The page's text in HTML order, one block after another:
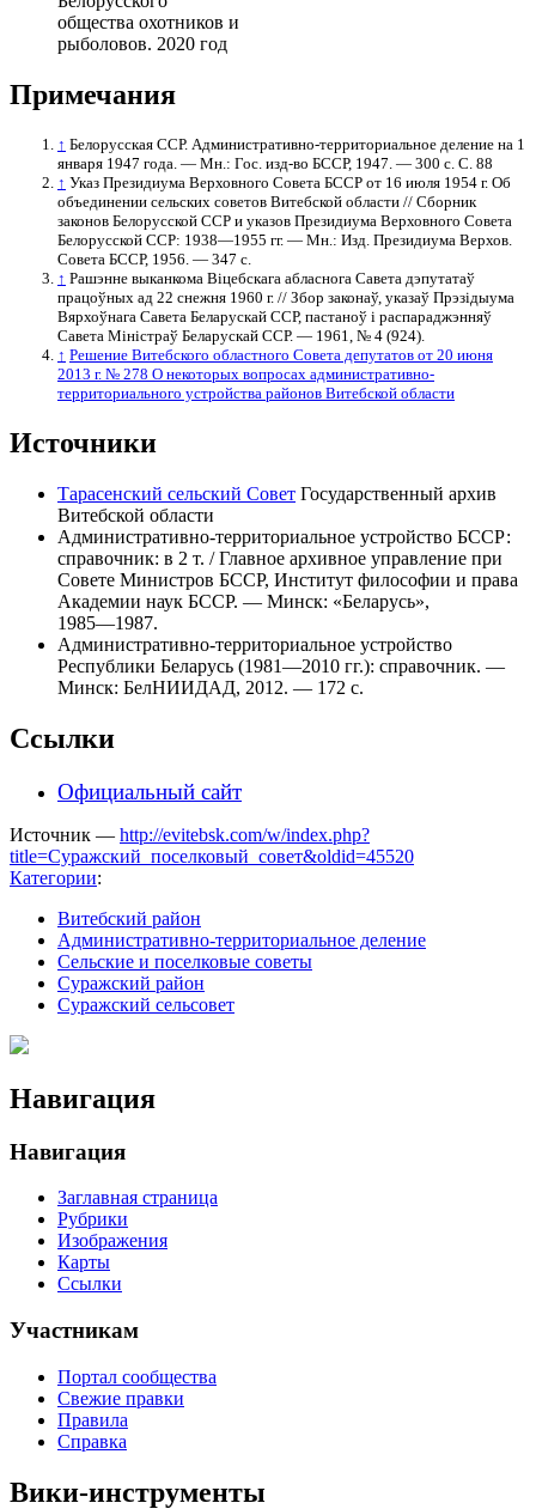
общества охотников и
рыболовов. 2020 год
Примечания
↑ Белорусская ССР. Административно-территориальное деление на 1
января 1947 года. — Мн.: Гос. изд-во БССР, 1947. — 300 с. С. 88
↑ Указ Президиума Верховного Совета БССР от 16 июля 1954 г. Об
объединении сельских советов Витебской области // Сборник
законов Белорусской ССР и указов Президиума Верховного Совета
Белорусской ССР: 1938—1955 гг. — Мн.: Изд. Президиума Верхов.
Совета БССР, 1956. — 347 с.
↑ Рашэнне выканкома Віцебскага абласнога Савета дэпутатаў
працоўных ад 22 снежня 1960 г. // Збор законаў, указаў Прэзідыума
Вярхоўнага Савета Беларускай ССР, пастаноў і распараджэнняў
Савета Міністраў Беларускай ССР. — 1961, № 4 (924).
↑ Решение Витебского областного Совета депутатов от 20 июня
2013 г. № 278 О некоторых вопросах административно-
территориального устройства районов Витебской области
Источники
Тарасенский сельский Совет Государственный архив
Витебской области
Административно-территориальное устройство БССР:
справочник: в 2 т. / Главное архивное управление при
Совете Министров БССР, Институт философии и права
Академии наук БССР. — Минск: «Беларусь»,
1985―1987.
Административно-территориальное устройство
Республики Беларусь (1981—2010 гг.): справочник. —
Минск: БелНИИДАД, 2012. — 172 с.
Ссылки
Официальный сайт
Источник — http://evitebsk.com/w/index.php?
title=Суражский_поселковый_совет&oldid=45520
Категории:
Витебский район
Административно-территориальное деление
Сельские и поселковые советы
Суражский район
Суражский сельсовет
Навигация
Навигация
Заглавная страница
Рубрики
Изображения
Карты
Ссылки
Участникам
Портал сообщества
Свежие правки
Правила
Справка
Вики-инструменты